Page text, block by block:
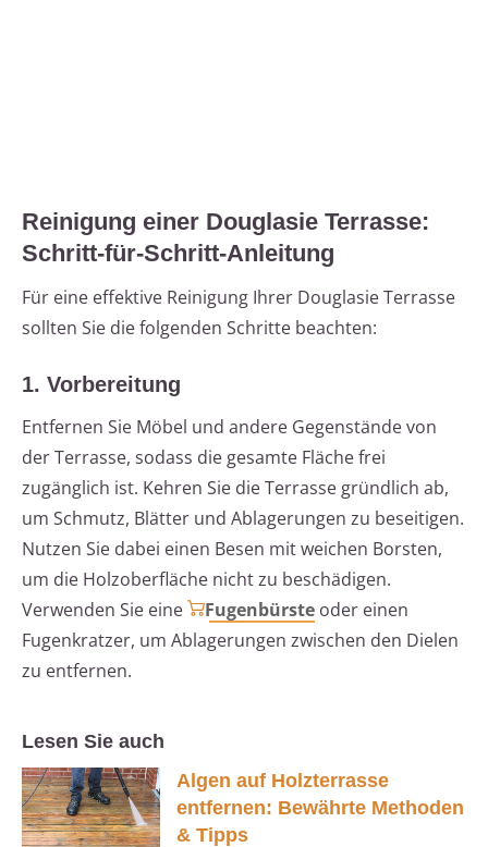
Reinigung einer Douglasie Terrasse:
Schritt-für-Schritt-Anleitung
Für eine effektive Reinigung Ihrer Douglasie Terrasse
sollten Sie die folgenden Schritte beachten:
1. Vorbereitung
Entfernen Sie Möbel und andere Gegenstände von
der Terrasse, sodass die gesamte Fläche frei
zugänglich ist. Kehren Sie die Terrasse gründlich ab,
um Schmutz, Blätter und Ablagerungen zu beseitigen.
Nutzen Sie dabei einen Besen mit weichen Borsten,
um die Holzoberfläche nicht zu beschädigen.
Verwenden Sie eine
Fugenbürste oder einen
Fugenkratzer, um Ablagerungen zwischen den Dielen
zu entfernen.
Lesen Sie auch
Algen auf Holzterrasse
entfernen: Bewährte Methoden
& Tipps